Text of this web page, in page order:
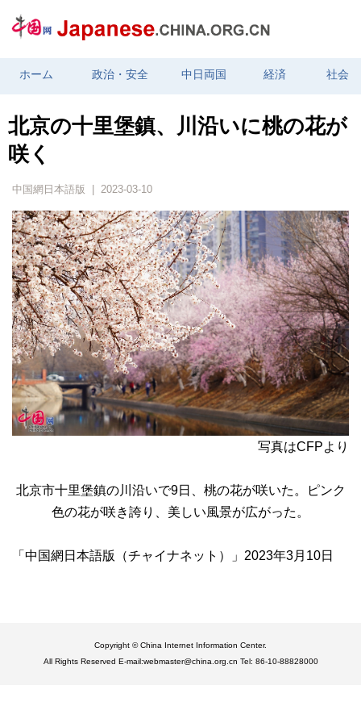
ホーム 政治・安全 中日両国 経済 社会
北京の十里堡鎮、川沿いに桃の花が
咲く
中国網日本語版 | 2023-03-10
写真はCFPより
北京市十里堡鎮の川沿いで9日、桃の花が咲いた。ピンク
色の花が咲き誇り、美しい風景が広がった。
「中国網日本語版（チャイナネット）」2023年3月10日
Copyright © China Internet Information Center.
All Rights Reserved E-mail:webmaster@china.org.cn Tel: 86-10-88828000